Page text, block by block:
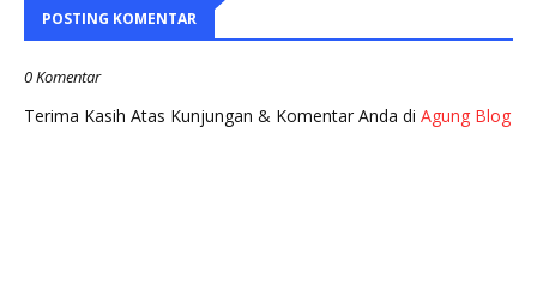
POSTING KOMENTAR
0 Komentar
Terima Kasih Atas Kunjungan & Komentar Anda di Agung Blog